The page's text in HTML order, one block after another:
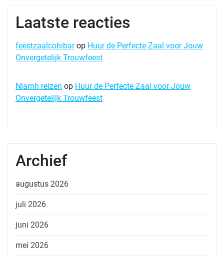
Laatste reacties
feestzaalcohibarop Huur de Perfecte Zaal voor Jouw
Onvergetelijk Trouwfeest
Niamh reizen op Huur de Perfecte Zaal voor Jouw
Onvergetelijk Trouwfeest
Archief
augustus 2026
juli 2026
juni 2026
mei 2026